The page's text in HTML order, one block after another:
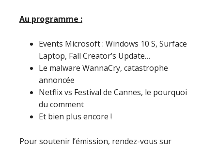
Au programme :
Events Microsoft : Windows 10 S, Surface
Laptop, Fall Creator’s Update…
Le malware WannaCry, catastrophe
annoncée
Netflix vs Festival de Cannes, le pourquoi
du comment
Et bien plus encore !
Pour soutenir l’émission, rendez-vous sur